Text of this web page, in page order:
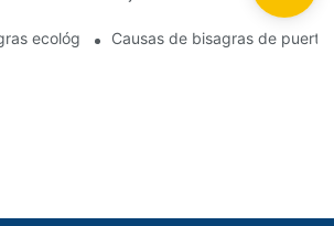
ecológicas: juntas herméticas para
Causas de bisagras de